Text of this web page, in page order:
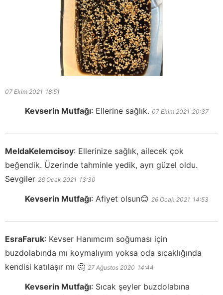
07 Ekim 2021 18:51
Kevserin Mutfağı: Ellerine sağlık. 07 Ekim 2021 20:37
MeldaKelemcisoy: Ellerinize sağlık, ailecek çok
beğendik. Üzerinde tahminle yedik, ayrı güzel oldu.
Sevgiler 26 Ocak 2021 13:30
Kevserin Mutfağı: Afiyet olsun😊 26 Ocak 2021 14:53
EsraFaruk: Kevser Hanımcım soğuması için
buzdolabında mı koymalıyım yoksa oda sıcaklığında
kendisi katılaşır mı 🤔 27 Ağustos 2020 14:44
Kevserin Mutfağı: Sıcak şeyler buzdolabına